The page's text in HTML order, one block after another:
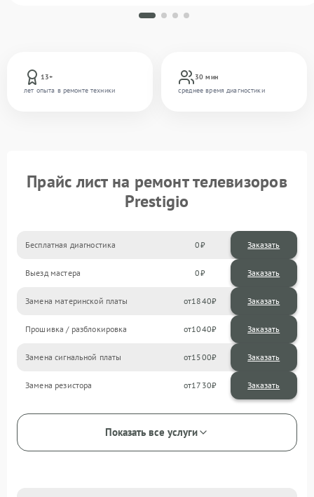
13+
лет опыта в ремонте техники
30 мин
среднее время диагностики
Прайс лист на ремонт телевизоров
Prestigio
Бесплатная диагностика 0 Заказать
Выезд мастера 0 Заказать
Замена материнской платы 1840
Прошивка / разблокировка 1040
Замена сигнальной платы 1500
Замена резистора 1730
Показать все услуги